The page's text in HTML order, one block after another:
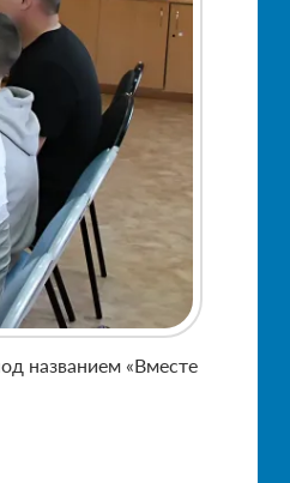
названием «Вместе